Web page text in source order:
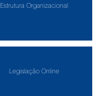
Estrutura Organizacional
Legislação Online